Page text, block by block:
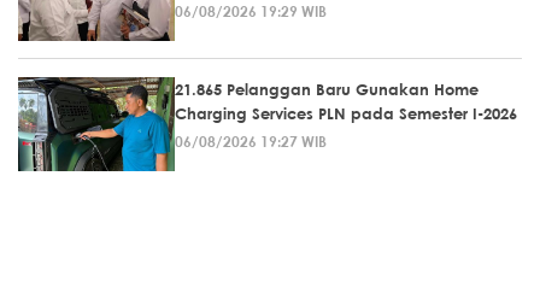
06/08/2026 19:29 WIB
21.865 Pelanggan Baru Gunakan Home
Charging Services PLN pada Semester I-2026
06/08/2026 19:27 WIB